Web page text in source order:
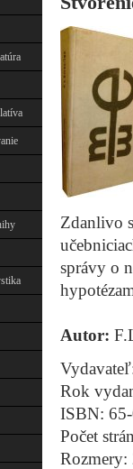
Zdanlivo
správy o
Autor:
Rok
ISBN:
Počet